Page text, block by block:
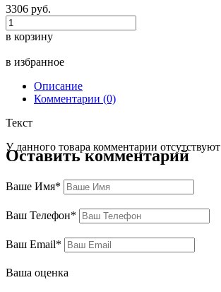
3306 руб.
в корзину
в избранное
Описание
Комментарии (0)
Текст
У данного товара комментарии отсутствуют
Оставить комментарий
Ваше Имя*
Ваш Телефон*
Ваш Email*
Ваша оценка